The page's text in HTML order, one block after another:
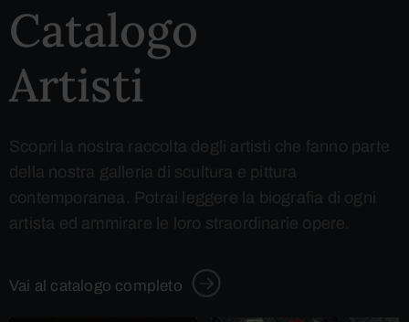
Catalogo
Artisti
Scopri la nostra raccolta degli artisti che fanno parte
della nostra galleria di scultura e pittura
contemporanea. Potrai leggere la biografia di ogni
artista ed ammirare le loro straordinarie opere.
Vai al catalogo completo